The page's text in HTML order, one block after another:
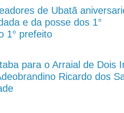
de Ubatã
e da posse dos 1°
1° prefeito
para o Arraial de Dois
Ricardo dos